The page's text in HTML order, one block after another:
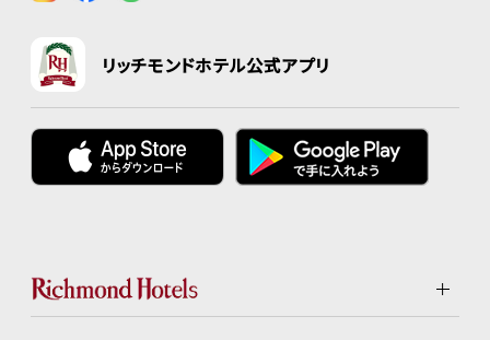
リッチモンドホテル公式アプリ